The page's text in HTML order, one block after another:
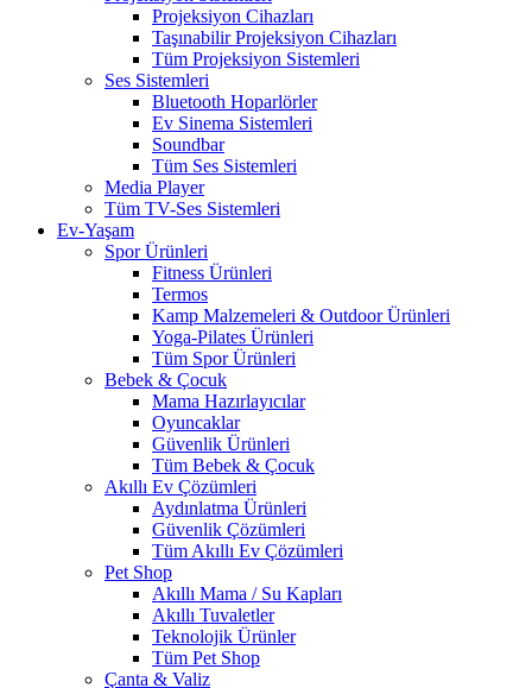
Projeksiyon Cihazları
Taşınabilir Projeksiyon Cihazları
Tüm Projeksiyon Sistemleri
Ses Sistemleri
Bluetooth Hoparlörler
Ev Sinema Sistemleri
Soundbar
Tüm Ses Sistemleri
Media Player
Tüm TV-Ses Sistemleri
Ev-Yaşam
Spor Ürünleri
Fitness Ürünleri
Termos
Kamp Malzemeleri & Outdoor Ürünleri
Yoga-Pilates Ürünleri
Tüm Spor Ürünleri
Bebek & Çocuk
Mama Hazırlayıcılar
Oyuncaklar
Güvenlik Ürünleri
Tüm Bebek & Çocuk
Akıllı Ev Çözümleri
Aydınlatma Ürünleri
Güvenlik Çözümleri
Tüm Akıllı Ev Çözümleri
Pet Shop
Akıllı Mama / Su Kapları
Akıllı Tuvaletler
Teknolojik Ürünler
Tüm Pet Shop
Çanta & Valiz